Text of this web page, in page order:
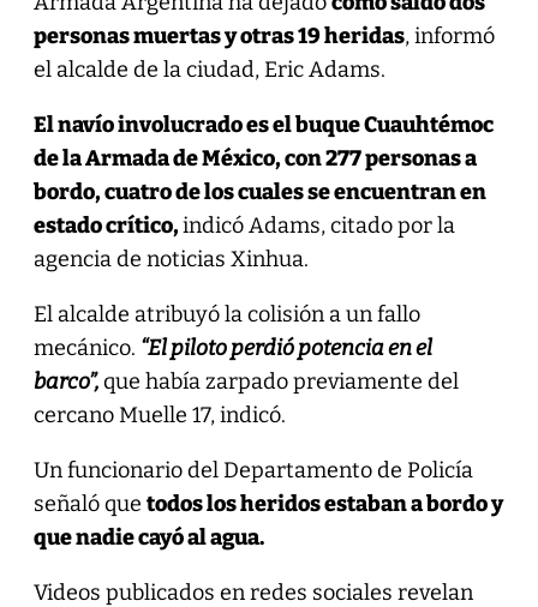
personas muertas y otras 19 heridas, informó
el alcalde de la ciudad, Eric Adams.
El navío involucrado es el buque Cuauhtémoc
de la Armada de México, con 277 personas a
bordo, cuatro de los cuales se encuentran en
estado crítico,indicó Adams, citado por la
agencia de noticias Xinhua.
El alcalde atribuyó la colisión a un fallo
mecánico. “El piloto perdió potencia en el
barco”,que había zarpado previamente del
cercano Muelle 17, indicó.
Un funcionario del Departamento de Policía
señaló que todos los heridos estaban a bordo y
que nadie cayó al agua.
Videos publicados en redes sociales revelan